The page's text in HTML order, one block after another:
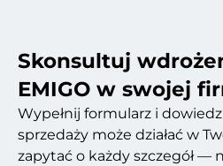
Skonsultuj
EMIGO w swojej
Wypełnij formularz i
sprzedaży może działać w
zapytać o każdy szczegół —